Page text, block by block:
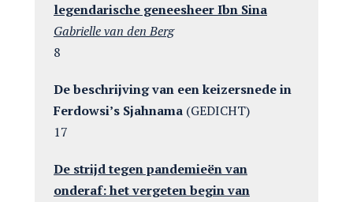
legendarische geneesheer Ibn Sina
Gabrielle van den Berg
8
De beschrijving van een keizersnede in
Ferdowsi’s Sjahnama (GEDICHT)
17
De strijd tegen pandemieën van
onderaf: het vergeten begin van